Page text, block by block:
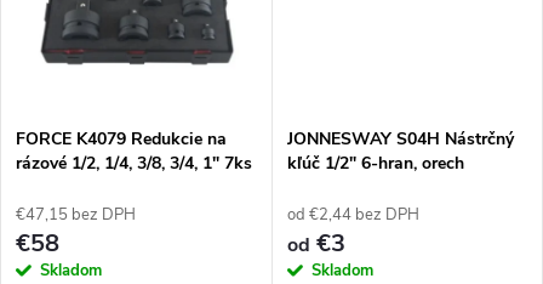
o
v
v
FORCE K4079 Redukcie na
rázové 1/2, 1/4, 3/8, 3/4, 1" 7ks
€47,15 bez DPH
€58
Skladom
JONNESWAY S04H Nástrčný
kľúč 1/2" 6-hran, orech
od €2,44 bez DPH
od €3
Skladom